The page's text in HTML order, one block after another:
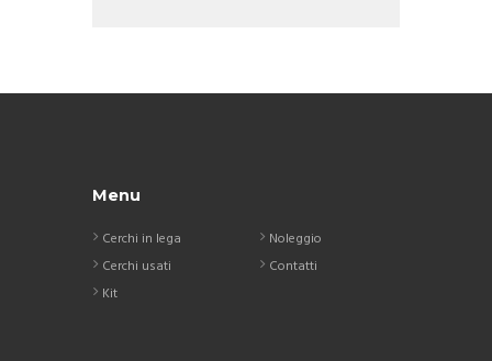
Menu
Cerchi in lega
Cerchi usati
Kit
Noleggio
Contatti